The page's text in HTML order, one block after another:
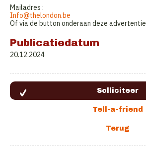
Mailadres :
Info@thelondon.be
Of via de button onderaan deze advertentie
Publicatiedatum
20.12.2024